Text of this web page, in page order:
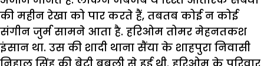
की महीन रेखा को पार करते हैं, तबतब कोई न कोई
संगीन जुर्म सामने आता है. हरिओम तोमर मेहनतकश
इंसान था. उस की शादी थाना सैंया के शाहपुरा निवासी